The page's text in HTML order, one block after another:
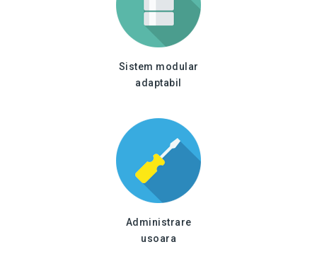
Sistem modular
adaptabil
Administrare
usoara